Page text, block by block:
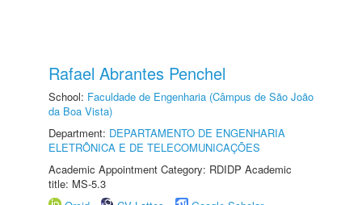
Rafael Abrantes Penchel
School: Faculdade de Engenharia (Câmpus de São João
da Boa Vista)
Department: DEPARTAMENTO DE ENGENHARIA
ELETRÔNICA E DE TELECOMUNICAÇÕES
Academic Appointment Category: RDIDP Academic
title: MS-5.3